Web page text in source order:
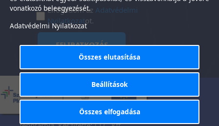
Elfogadom azAdatvédelmi
Nyilatkozatot.
FELIRATKOZÁS
Tisztaság Központ Kft. © 2025. Minden jog
Általános Szerződési
Feltételek
-
tájékoztató
vonatkozó beleegyezését.
Adatvédelmi Nyilatkozat
Összes elutasítása
Beállítások
Összes elfogadása